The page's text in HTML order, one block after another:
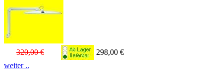
320,00 €
298,00 €
weiter ..